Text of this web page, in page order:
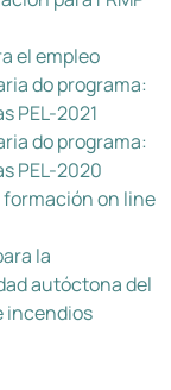
el empleo
do programa:
PEL-2021
do programa:
PEL-2020
formación on line
la
autóctona del
incendios